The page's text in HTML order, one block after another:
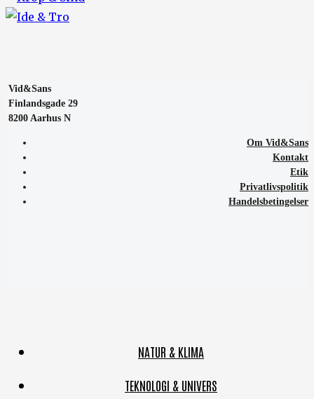
Vid&Sans
Finlandsgade 29
8200 Aarhus N
Om Vid&Sans
Kontakt
Etik
Privatlivspolitik
Handelsbetingelser
NATUR & KLIMA
TEKNOLOGI & UNIVERS